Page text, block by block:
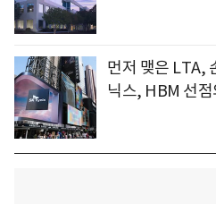
먼저 맺은 LTA,
닉스, HBM 선